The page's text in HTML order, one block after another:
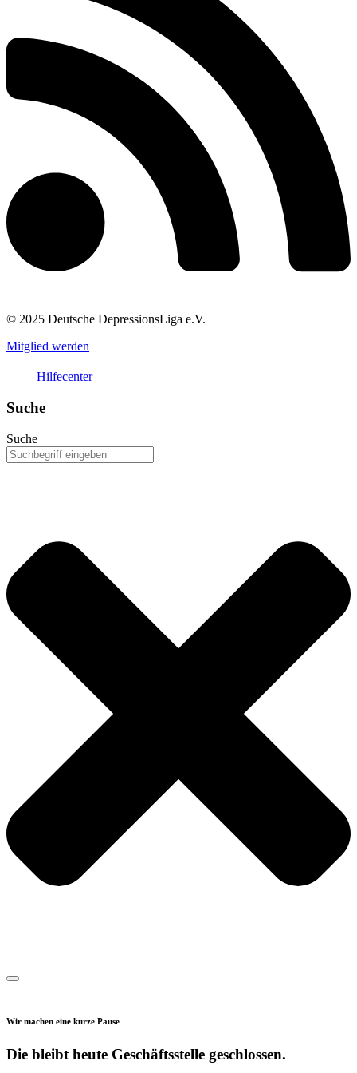
© 2025 Deutsche DepressionsLiga e.V.
Mitglied werden
Hilfecenter
Suche
Suche
Wir machen eine kurze Pause
Die bleibt heute Geschäftsstelle geschlossen.